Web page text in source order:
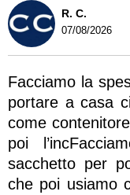
R. C.
07/08/2026
Facciamo la
portare a casa
come
poi
sacchetto per
che poi usiamo